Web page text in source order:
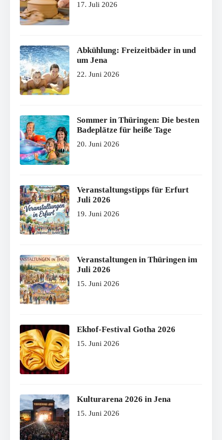
17. Juli 2026
Abkühlung: Freizeitbäder in und
um Jena
22. Juni 2026
Sommer in Thüringen: Die besten
Badeplätze für heiße Tage
20. Juni 2026
Veranstaltungstipps für Erfurt
Juli 2026
19. Juni 2026
Veranstaltungen in Thüringen im
Juli 2026
15. Juni 2026
Ekhof-Festival Gotha 2026
15. Juni 2026
Kulturarena 2026 in Jena
15. Juni 2026